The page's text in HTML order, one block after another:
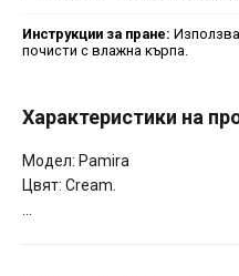
Инструкции за пране:
почисти с влажна кърпа.
Характеристики на
Модел: Pamira
Цвят: Cream.